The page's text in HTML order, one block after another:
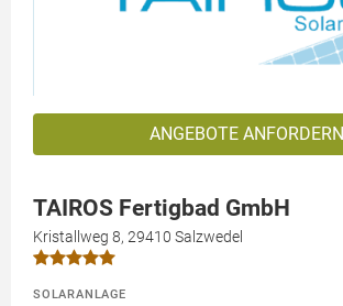
ANGEBOTE ANFORDERN
TAIROS Fertigbad GmbH
Kristallweg 8, 29410 Salzwedel
SOLARANLAGE